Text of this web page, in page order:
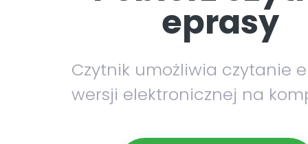
eprasy
Czytnik umożliwia czytanie
wersji elektronicznej na